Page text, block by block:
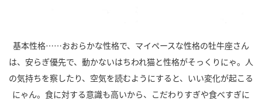
基本性格……おおらかな性格で、マイペースな性格の牡牛座さん
は、安らぎ優先で、動かないはちわれ猫と性格がそっくりにゃ。人
の気持ちを察したり、空気を読むようにすると、いい変化が起こる
にゃん。食に対する意識も高いから、こだわりすぎや食べすぎに